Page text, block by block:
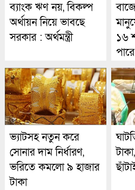
ব্যাংক ঋণ নয়, বিকল্প
অর্থায়ন নিয়ে ভাবছে
সরকার : অর্থমন্ত্রী
১৬
ভ্যাটসহ নতুন করে
সোনার দাম নির্ধারণ,
ভরিতে কমলো ৯ হাজার
টাকা